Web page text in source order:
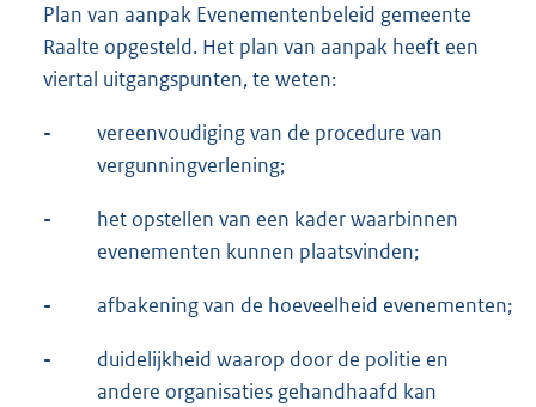
Plan van aanpak Evenementenbeleid gemeente
Raalte opgesteld. Het plan van aanpak heeft een
viertal uitgangspunten, te weten:
-
vereenvoudiging van de procedure van
vergunningverlening;
-
het opstellen van een kader waarbinnen
evenementen kunnen plaatsvinden;
- afbakening van de hoeveelheid evenementen;
-
duidelijkheid waarop door de politie en
andere organisaties gehandhaafd kan